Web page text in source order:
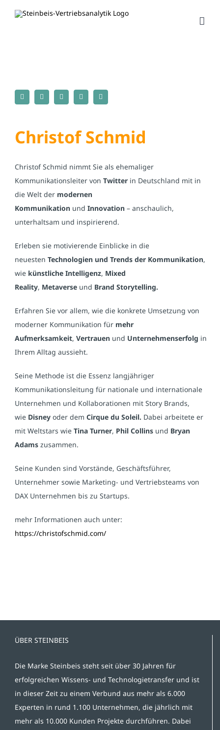
Inhalt
Christof Schmid
Christof Schmid nimmt Sie als ehemaliger
Kommunikationsleiter von Twitter in Deutschland mit in
die Welt der modernen
Kommunikation und Innovation – anschaulich,
unterhaltsam und inspirierend.
Erleben sie motivierende Einblicke in die
neuesten Technologien und Trends der Kommunikation,
wie künstliche Intelligenz, Mixed
Reality, Metaverse und Brand Storytelling.
Erfahren Sie vor allem, wie die konkrete Umsetzung von
moderner Kommunikation für mehr
Aufmerksamkeit, Vertrauen und Unternehmenserfolg in
Ihrem Alltag aussieht.
Seine Methode ist die Essenz langjähriger
Kommunikationsleitung für nationale und internationale
Unternehmen und Kollaborationen mit Story Brands,
wie Disney oder dem Cirque du Soleil. Dabei arbeitete er
mit Weltstars wie Tina Turner, Phil Collins und Bryan
Adams zusammen.
Seine Kunden sind Vorstände, Geschäftsführer,
Unternehmer sowie Marketing- und Vertriebsteams von
DAX Unternehmen bis zu Startups.
mehr Informationen auch unter:
https://christofschmid.com/
ÜBER STEINBEIS
Die Marke Steinbeis steht seit über 30 Jahren für
erfolgreichen Wissens- und Technologietransfer und ist
in dieser Zeit zu einem Verbund aus mehr als 6.000
Experten in rund 1.100 Unternehmen, die jährlich mit
mehr als 10.000 Kunden Projekte durchführen. Dabei